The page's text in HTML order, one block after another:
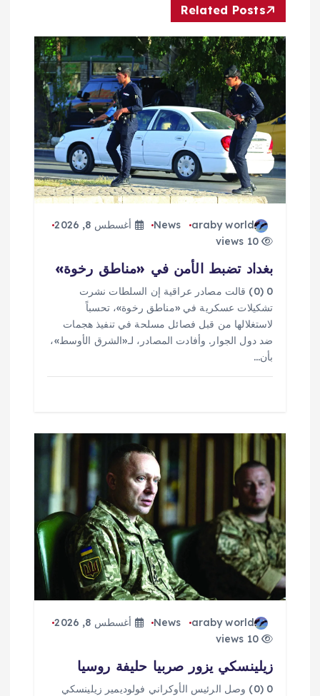
م
ق
Related Posts
araby world
News
أغسطس 8, 2026
10 views
بغداد تضبط الأمن في «مناطق رخوة»
0 (0) قالت مصادر عراقية إن السلطات نشرت
تشكيلات عسكرية في «مناطق رخوة»، تحسباً
لاستغلالها من قبل فصائل مسلحة في تنفيذ هجمات
ضد دول الجوار. وأفادت المصادر، لـ«الشرق الأوسط»،
بأن…
araby world
News
أغسطس 8, 2026
10 views
زيلينسكي يزور صربيا حليفة روسيا
0 (0) وصل الرئيس الأوكراني فولوديمير زيلينسكي